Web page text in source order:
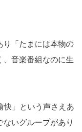
り「たまには本物の
、音楽番組なのに生
快」という声さえあ
いグループがあり